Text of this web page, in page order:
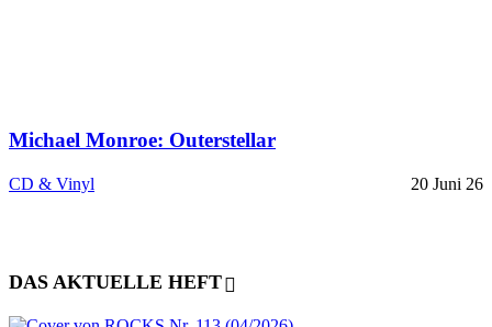
Michael Monroe: Outerstellar
CD & Vinyl 20 Juni 26
DAS AKTUELLE HEFT